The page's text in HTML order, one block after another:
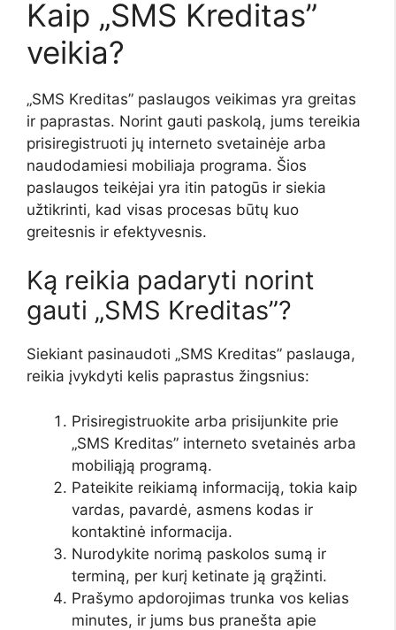
Kaip „SMS Kreditas”
veikia?
„SMS Kreditas” paslaugos veikimas yra greitas
ir paprastas. Norint gauti paskolą, jums tereikia
prisiregistruoti jų interneto svetainėje arba
naudodamiesi mobiliaja programa. Šios
paslaugos teikėjai yra itin patogūs ir siekia
užtikrinti, kad visas procesas būtų kuo
greitesnis ir efektyvesnis.
Ką reikia padaryti norint
gauti „SMS Kreditas”?
Siekiant pasinaudoti „SMS Kreditas” paslauga,
reikia įvykdyti kelis paprastus žingsnius:
Prisiregistruokite arba prisijunkite prie
„SMS Kreditas” interneto svetainės arba
mobiliąją programą.
Pateikite reikiamą informaciją, tokia kaip
vardas, pavardė, asmens kodas ir
kontaktinė informacija.
Nurodykite norimą paskolos sumą ir
terminą, per kurį ketinate ją grąžinti.
Prašymo apdorojimas trunka vos kelias
minutes, ir jums bus pranešta apie